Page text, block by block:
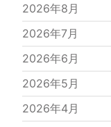
2026年8月
2026年7月
2026年6月
2026年5月
2026年4月